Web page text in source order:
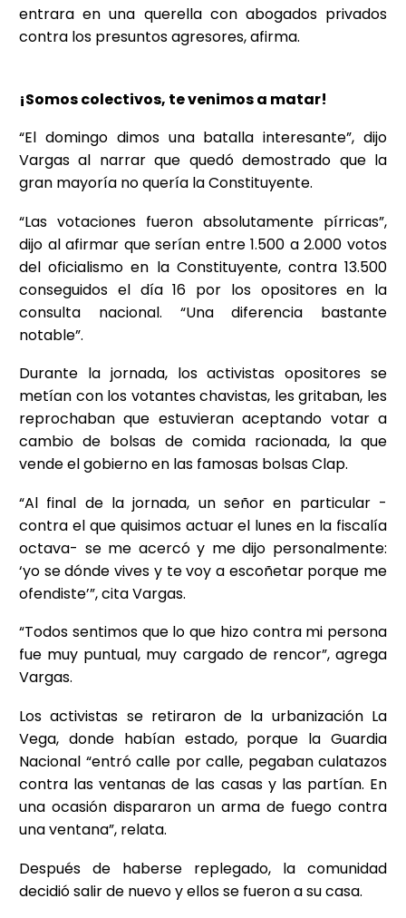
entrara en una querella con abogados privados
contra los presuntos agresores, afirma.
¡Somos colectivos, te venimos a matar!
“El domingo dimos una batalla interesante”, dijo
Vargas al narrar que quedó demostrado que la
gran mayoría no quería la Constituyente.
“Las votaciones fueron absolutamente pírricas”,
dijo al afirmar que serían entre 1.500 a 2.000 votos
del oficialismo en la Constituyente, contra 13.500
conseguidos el día 16 por los opositores en la
consulta nacional. “Una diferencia bastante
notable”.
Durante la jornada, los activistas opositores se
metían con los votantes chavistas, les gritaban, les
reprochaban que estuvieran aceptando votar a
cambio de bolsas de comida racionada, la que
vende el gobierno en las famosas bolsas Clap.
“Al final de la jornada, un señor en particular -
contra el que quisimos actuar el lunes en la fiscalía
octava- se me acercó y me dijo personalmente:
‘yo se dónde vives y te voy a escoñetar porque me
ofendiste’”, cita Vargas.
“Todos sentimos que lo que hizo contra mi persona
fue muy puntual, muy cargado de rencor”, agrega
Vargas.
Los activistas se retiraron de la urbanización La
Vega, donde habían estado, porque la Guardia
Nacional “entró calle por calle, pegaban culatazos
contra las ventanas de las casas y las partían. En
una ocasión dispararon un arma de fuego contra
una ventana”, relata.
Después de haberse replegado, la comunidad
decidió salir de nuevo y ellos se fueron a su casa.